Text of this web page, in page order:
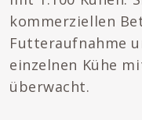
kommerziellen
Futteraufnahme
einzelnen Kühe
überwacht.